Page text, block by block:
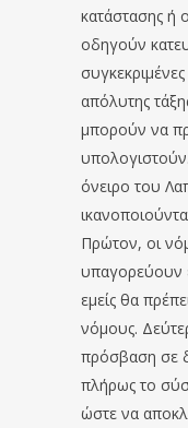
κατάστασης ή
οδηγούν
απόλυτης
μπορούν να
όνειρο του
Πρώτον, οι
υπαγορεύουν
εμείς θα
νόμους.
πρόσβαση σε
πλήρως το
ώστε να